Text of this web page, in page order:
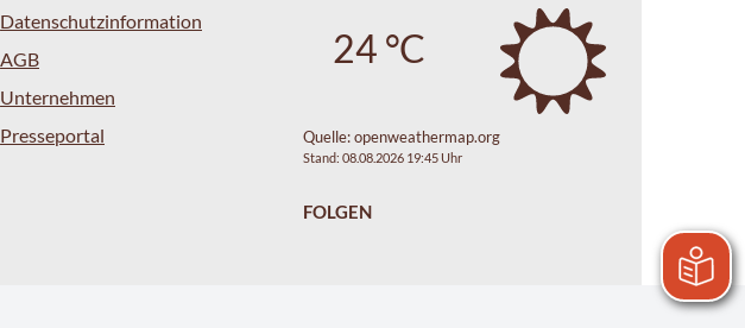
Datenschutzinformation
AGB
Unternehmen
Presseportal
24 °C
Quelle:openweathermap.org
Stand: 08.08.2026 19:45 Uhr
FOLGEN